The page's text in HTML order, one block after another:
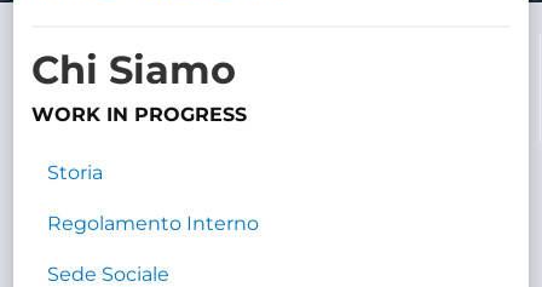
Chi Siamo
WORK IN PROGRESS
Storia
Regolamento Interno
Sede Sociale